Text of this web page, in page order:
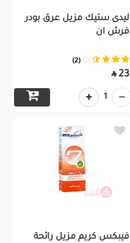
ليدى ستيك مزيل عرق بودر
فرش ان
(2)
23

1
فيبكس كريم مزيل رائحة